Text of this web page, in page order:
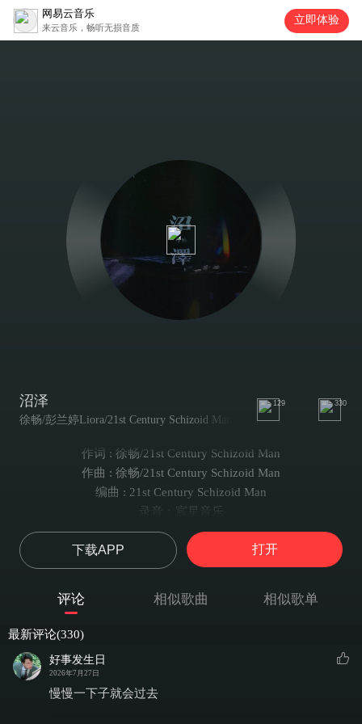
网易云音乐
来云音乐，畅听无损音质
立即体验
沼泽
徐畅/彭兰婷Liora/21st Century Schizoid Man
129 330
作词 : 徐畅/21st Century Schizoid Man
作曲 : 徐畅/21st Century Schizoid Man
编曲 : 21st Century Schizoid Man
录音：宸星音乐
混音：宸星音乐
和声编写：彭兰婷/21st century schizoid man
和声配唱：彭兰婷
嘈杂的心被冷却
下载APP 打开
评论 相似歌曲 相似歌单
最新评论(330)
好事发生日
2026年7月27日
慢慢一下子就会过去